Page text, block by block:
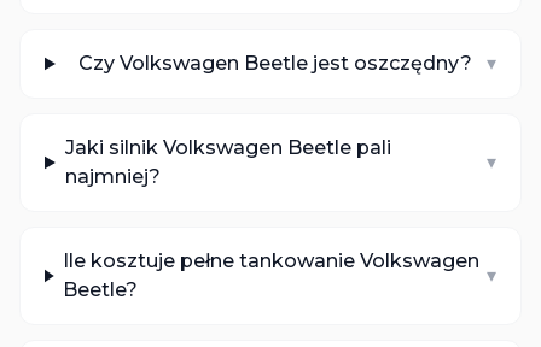
Czy Volkswagen Beetle jest oszczędny? ▾
Jaki silnik Volkswagen Beetle pali
najmniej?
▾
Ile kosztuje pełne tankowanie Volkswagen
Beetle?
▾